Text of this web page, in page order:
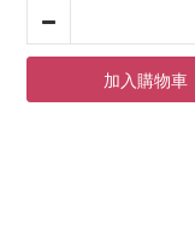
加入購物車